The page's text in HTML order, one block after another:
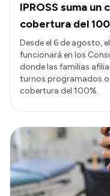
Transparencia
Presupuesto
Boletín Oficial
Compras y
Consulta de
Convocatorias
Intranet
Login
IPROSS suma
cobertura del
Desde el 6 de agosto,
funcionará en los
donde las familias
turnos programados
cobertura del 100%.